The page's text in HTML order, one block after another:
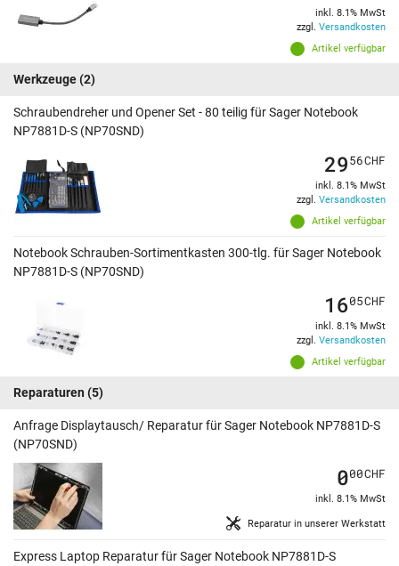
Artikel verfügbar
inkl. 8.1% MwSt
zzgl. Versandkosten
Werkzeuge(2)
Schraubendreher und Opener Set - 80 teilig für Sager Notebook
NP7881D-S (NP70SND)
Artikel verfügbar
2956CHF
inkl. 8.1% MwSt
zzgl. Versandkosten
Notebook Schrauben-Sortimentkasten 300-tlg. für Sager Notebook
NP7881D-S (NP70SND)
Artikel verfügbar
1605CHF
inkl. 8.1% MwSt
zzgl. Versandkosten
Reparaturen (5)
Anfrage Displaytausch/ Reparatur für Sager Notebook NP7881D-S
(NP70SND)
Reparatur in unserer Werkstatt
000CHF
inkl. 8.1% MwSt
Express Laptop Reparatur für Sager Notebook NP7881D-S